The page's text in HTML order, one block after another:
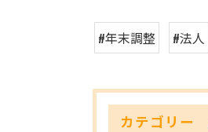
#年末調整 #法人
カテゴリー